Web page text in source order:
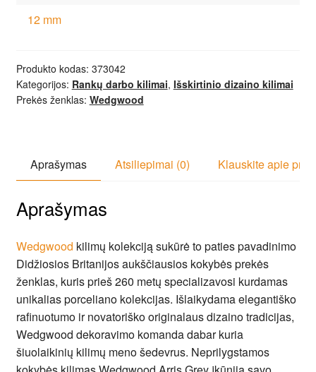
12 mm
Produkto kodas: 373042
Kategorijos: Rankų darbo kilimai, Išskirtinio dizaino kilimai
Prekės ženklas: Wedgwood
Aprašymas Atsiliepimai (0) Klauskite apie
Aprašymas
Wedgwood kilimų kolekciją sukūrė to paties pavadinimo
Didžiosios Britanijos aukščiausios kokybės prekės
ženklas, kuris prieš 260 metų specializavosi kurdamas
unikalias porceliano kolekcijas. Išlaikydama elegantiško
rafinuotumo ir novatoriško originalaus dizaino tradicijas,
Wedgwood dekoravimo komanda dabar kuria
šiuolaikinių kilimų meno šedevrus. Neprilygstamos